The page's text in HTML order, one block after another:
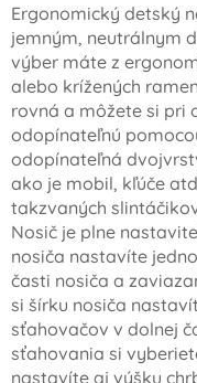
Ergonomický detský
jemným, neutrálnym
výber máte z
alebo krížených
rovná a môžete si pri
odopínateľnú
odopínateľná
ako je mobil, kľúče
takzvaných
Nosič je plne
nosiča nastavíte
časti nosiča a
si šírku nosiča
sťahovačov v dolnej
sťahovania si
nastavíte aj výšku